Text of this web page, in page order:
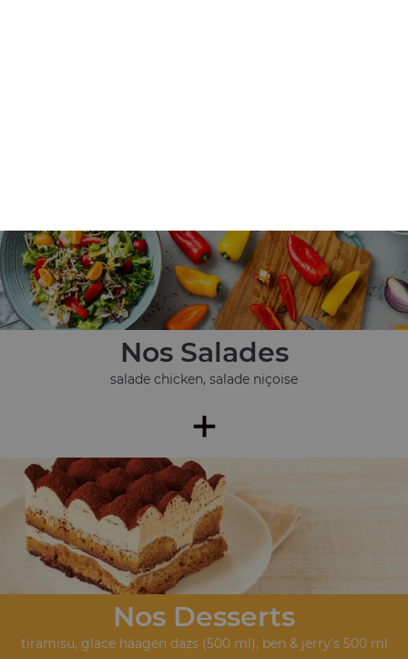
Nos Salades
salade chicken, salade niçoise
+
Nos Desserts
tiramisu, glace häagen dazs (500 ml), ben & jerry's 500 ml